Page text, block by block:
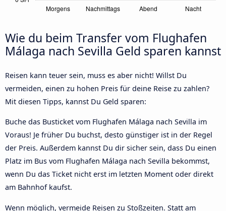
Wie du beim Transfer vom Flughafen
Málaga nach Sevilla Geld sparen kannst
Reisen kann teuer sein, muss es aber nicht! Willst Du
vermeiden, einen zu hohen Preis für deine Reise zu zahlen?
Mit diesen Tipps, kannst Du Geld sparen:
Buche das Busticket vom Flughafen Málaga nach Sevilla im
Voraus! Je früher Du buchst, desto günstiger ist in der Regel
der Preis. Außerdem kannst Du dir sicher sein, dass Du einen
Platz im Bus vom Flughafen Málaga nach Sevilla bekommst,
wenn Du das Ticket nicht erst im letzten Moment oder direkt
am Bahnhof kaufst.
Wenn möglich, vermeide Reisen zu Stoßzeiten. Statt am